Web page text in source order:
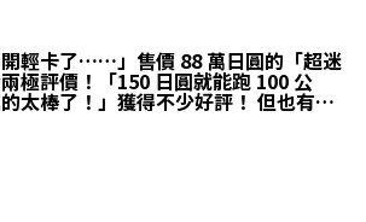
開輕卡了……」售價 88 萬日圓的「超迷
極評價！「150 日圓就能跑 100 公
太棒了！」獲得不少好評！ 但也有人
一點！」維持成本超便宜的